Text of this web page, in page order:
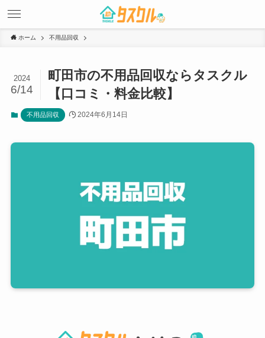
ホーム 不用品回収
町田市の不用品回収ならタスクル
【口コミ・料金比較】
2024
6/14
不用品回収 2024年6月14日